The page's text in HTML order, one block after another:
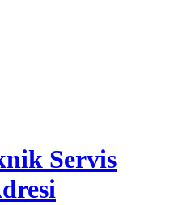
Servis